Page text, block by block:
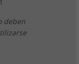
deben